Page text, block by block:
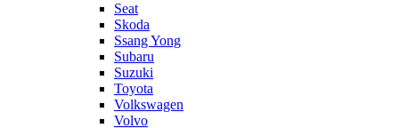
Seat
Skoda
Ssang Yong
Subaru
Suzuki
Toyota
Volkswagen
Volvo